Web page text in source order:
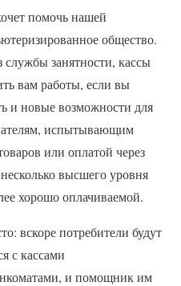
помочь нашей
общество.
занятности, кассы
вам работы, если вы
и новые возможности для
испытывающим
или оплатой через
высшего уровня
хорошо оплачиваемой.
вскоре потребители будут
с кассами
и помощник им